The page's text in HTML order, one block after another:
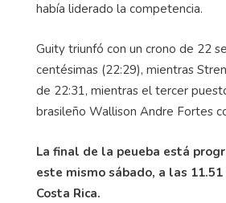
había liderado la competencia.
Guity triunfó con un crono de 22
centésimas (22:29), mientras
de 22:31, mientras el tercer
brasileño Wallison Andre Fortes
La final de la peueba está
este mismo sábado, a las 11.51
Costa Rica.